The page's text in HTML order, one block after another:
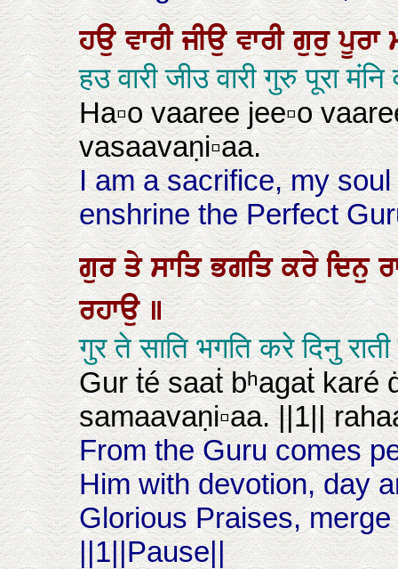
ਹਉਵਾਰੀਜੀਉਵਾਰੀਗੁਰੁਪੂਰਾ
हउ वारी जीउ वारी गुरु पूरा
Ha▫o vaaree jee▫o
vasaavaṇi▫aa.
I am a sacrifice, my
enshrine the Perfect
ਗੁਰਤੇਸਾਤਿਭਗਤਿਕਰੇਦਿਨੁ
ਰਹਾਉ॥
गुर ते साति भगति करे दिनु
Gur ṫé saaṫ bʰagaṫ karé
samaavaṇi▫aa. ||1||
From the Guru comes
Him with devotion, day
Glorious Praises,
||1||Pause||